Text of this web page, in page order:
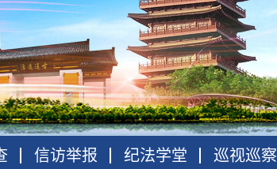
信访举报 纪法学堂 巡视巡察